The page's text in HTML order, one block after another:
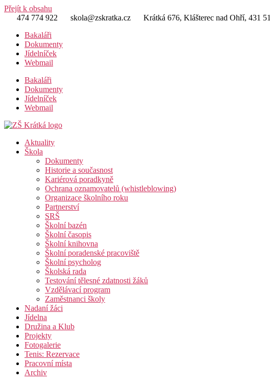
Přejít k obsahu
474 774 922
skola@zskratka.cz
Krátká 676, Klášterec nad Ohří, 431 51
Bakaláři
Dokumenty
Jídelníček
Webmail
Bakaláři
Dokumenty
Jídelníček
Webmail
Aktuality
Škola
Dokumenty
Historie a současnost
Kariérová poradkyně
Ochrana oznamovatelů (whistleblowing)
Organizace školního roku
Partnerství
SRŠ
Školní bazén
Školní časopis
Školní knihovna
Školní poradenské pracoviště
Školní psycholog
Školská rada
Testování tělesné zdatnosti žáků
Vzdělávací program
Zaměstnanci školy
Nadaní žáci
Jídelna
Družina a Klub
Projekty
Fotogalerie
Tenis: Rezervace
Pracovní místa
Archiv